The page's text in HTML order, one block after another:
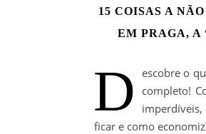
15 COISAS A
EM PRAGA, A
D
escobre o
completo!
imperdíveis,
ficar e como